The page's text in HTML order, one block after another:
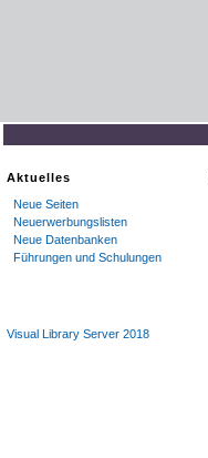
Aktuelles
Neue Seiten
Neuerwerbungslisten
Neue Datenbanken
Führungen und Schulungen
Visual Library Server 2018